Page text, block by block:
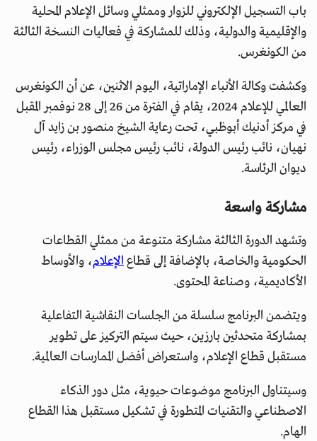
باب التسجيل الإلكتروني للزوار وممثلي وسائل الإعلام المحلية
والإقليمية والدولية، وذلك للمشاركة في فعاليات النسخة الثالثة
من الكونغرس.
وكشفت وكالة الأنباء الإماراتية، اليوم الاثنين، عن أن الكونغرس
العالمي للإعلام 2024، يقام في الفترة من 26 إلى 28 نوفمبر المقبل
في مركز أدنيك أبوظبي، تحت رعاية الشيخ منصور بن زايد آل
نهيان، نائب رئيس الدولة، نائب رئيس مجلس الوزراء، رئيس
ديوان الرئاسة.
مشاركة واسعة
وتشهد الدورة الثالثة مشاركة متنوعة من ممثلي القطاعات
الحكومية والخاصة، بالإضافة إلى قطاعالإعلام، والأوساط
الأكاديمية، وصناعة المحتوى.
ويتضمن البرنامج سلسلة من الجلسات النقاشية التفاعلية
بمشاركة متحدثين بارزين، حيث سيتم التركيز على تطوير
مستقبل قطاع الإعلام، واستعراض أفضل الممارسات العالمية.
وسيتناول البرنامج موضوعات حيوية، مثل دور الذكاء
الاصطناعي والتقنيات المتطورة في تشكيل مستقبل هذا القطاع
الهام.